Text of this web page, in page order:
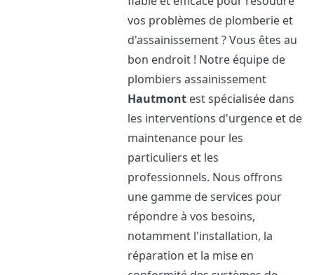
vos problèmes de plomberie et
d'assainissement ? Vous êtes au
bon endroit ! Notre équipe de
plombiers assainissement
Hautmont est spécialisée dans
les interventions d'urgence et de
maintenance pour les
particuliers et les
professionnels. Nous offrons
une gamme de services pour
répondre à vos besoins,
notamment l'installation, la
réparation et la mise en